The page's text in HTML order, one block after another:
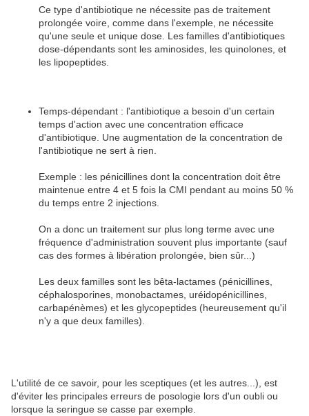
Ce type d'antibiotique ne nécessite pas de traitement
prolongée voire, comme dans l'exemple, ne nécessite
qu'une seule et unique dose. Les familles d'antibiotiques
dose-dépendants sont les aminosides, les quinolones, et
les lipopeptides.
Temps-dépendant : l'antibiotique a besoin d'un certain
temps d'action avec une concentration efficace
d'antibiotique. Une augmentation de la concentration de
l'antibiotique ne sert à rien.
Exemple : les pénicillines dont la concentration doit être
maintenue entre 4 et 5 fois la CMI pendant au moins 50 %
du temps entre 2 injections.
On a donc un traitement sur plus long terme avec une
fréquence d'administration souvent plus importante (sauf
cas des formes à libération prolongée, bien sûr...)
Les deux familles sont les bêta-lactames (pénicillines,
céphalosporines, monobactames, uréidopénicillines,
carbapénèmes) et les glycopeptides (heureusement qu'il
n'y a que deux familles).
L'utilité de ce savoir, pour les sceptiques (et les autres...), est
d'éviter les principales erreurs de posologie lors d'un oubli ou
lorsque la seringue se casse par exemple.